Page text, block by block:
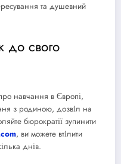
та душевний
до свого
навчання в Європі,
з родиною, дозвіл на
бюрократії зупинити
, ви можете втілити
днів.